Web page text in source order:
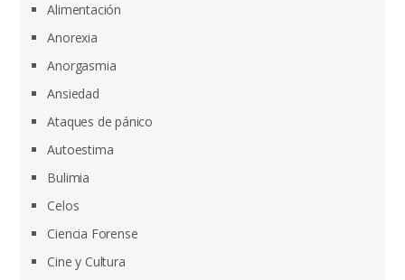
Alimentación
Anorexia
Anorgasmia
Ansiedad
Ataques de pánico
Autoestima
Bulimia
Celos
Ciencia Forense
Cine y Cultura